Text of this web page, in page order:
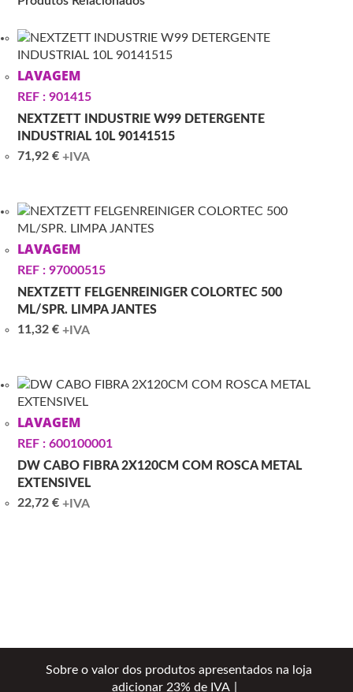
LAVAGEM
REF : 901415
NEXTZETT INDUSTRIE W99 DETERGENTE
INDUSTRIAL 10L 90141515
71,92€ +IVA
LAVAGEM
REF : 97000515
NEXTZETT FELGENREINIGER COLORTEC 500
ML/SPR. LIMPA JANTES
11,32€ +IVA
LAVAGEM
REF : 600100001
DW CABO FIBRA 2X120CM COM ROSCA METAL
EXTENSIVEL
22,72€ +IVA
Sobre o valor dos produtos apresentados na loja
adicionar 23% de IVA